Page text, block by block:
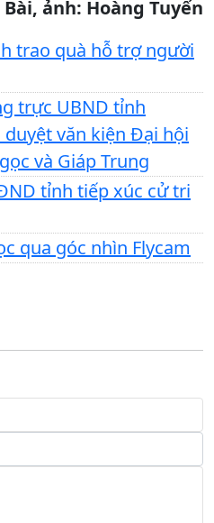
Bài, ảnh: Hoàng Tuyến
trao quà hỗ trợ người
trực UBND tỉnh
duyệt văn kiện Đại hội
và Giáp Trung
tỉnh tiếp xúc cử tri
qua góc nhìn Flycam